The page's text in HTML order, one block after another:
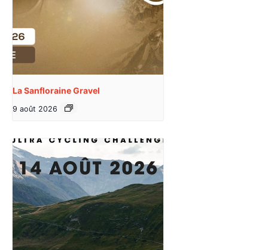
La Sanfloraine Gravel
9 août 2026